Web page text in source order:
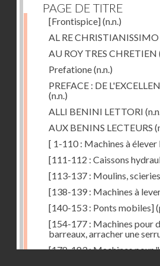
PAGE DE TITRE
[Frontispice](n.n.)
AL RE CHRISTIANISSIMO
AU ROY TRES CHRETIEN
Prefatione(n.n.)
PREFACE : DE
(n.n.)
ALLI BENINI LETTORI
AUX BENINS LECTEURS
[ 1-110 : Machines à élever
[111-112 : Caissons
[113-137 : Moulins,
[138-139 : Machines à
[140-153 : Ponts mobiles]
[154-177 : Machines pour
barreaux, arracher une
[178-183 : Machines pour